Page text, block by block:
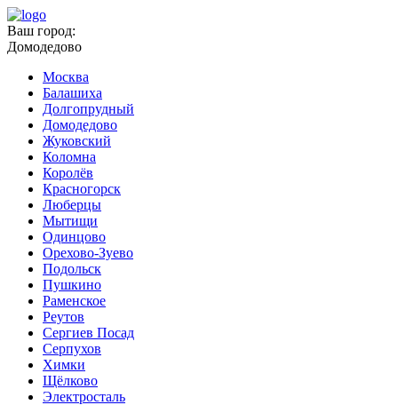
Ваш город:
Домодедово
Москва
Балашиха
Долгопрудный
Домодедово
Жуковский
Коломна
Королёв
Красногорск
Люберцы
Мытищи
Одинцово
Орехово-Зуево
Подольск
Пушкино
Раменское
Реутов
Сергиев Посад
Серпухов
Химки
Щёлково
Электросталь